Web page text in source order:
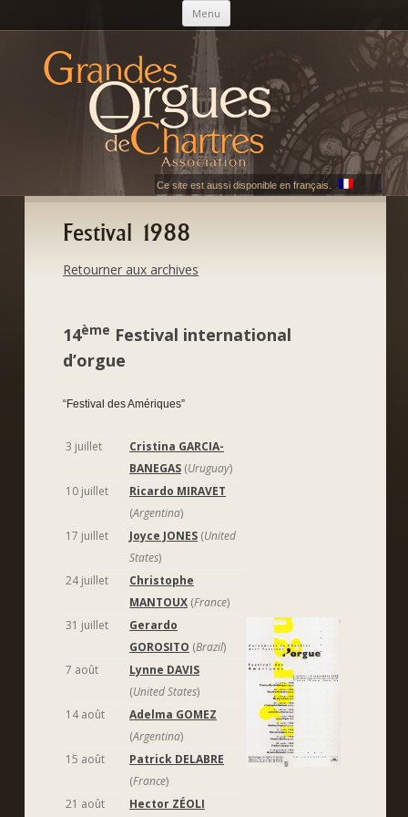
Menu Skip to content
AGOC
Les Grandes Orgues de Chartres
Ce site est aussi disponible en français.
Festival 1988
Retourner aux archives
14ème Festival international
d’orgue
“Festival des Amériques”
3 juillet
Cristina GARCIA-
BANEGAS (Uruguay)
10 juillet
Ricardo MIRAVET
(Argentina)
17 juillet
Joyce JONES (United
States)
24 juillet
Christophe
MANTOUX (France)
31 juillet
Gerardo
GOROSITO (Brazil)
7 août
Lynne DAVIS
(United States)
14 août
Adelma GOMEZ
(Argentina)
15 août
Patrick DELABRE
(France)
21 août
Hector ZÉOLI